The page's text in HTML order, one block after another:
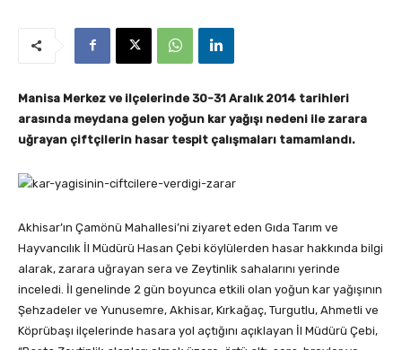
Manisa Merkez ve ilçelerinde 30-31 Aralık 2014 tarihleri
arasında meydana gelen yoğun kar yağışı nedeni ile zarara
uğrayan çiftçilerin hasar tespit çalışmaları tamamlandı.
Akhisar’ın Çamönü Mahallesi’ni ziyaret eden Gıda Tarım ve
Hayvancılık İl Müdürü Hasan Çebi köylülerden hasar hakkında bilgi
alarak, zarara uğrayan sera ve Zeytinlik sahalarını yerinde
inceledi. İl genelinde 2 gün boyunca etkili olan yoğun kar yağışının
Şehzadeler ve Yunusemre, Akhisar, Kırkağaç, Turgutlu, Ahmetli ve
Köprübaşı ilçelerinde hasara yol açtığını açıklayan İl Müdürü Çebi,